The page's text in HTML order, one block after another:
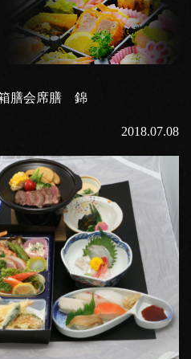
膳会席膳 錦
2018.07.08